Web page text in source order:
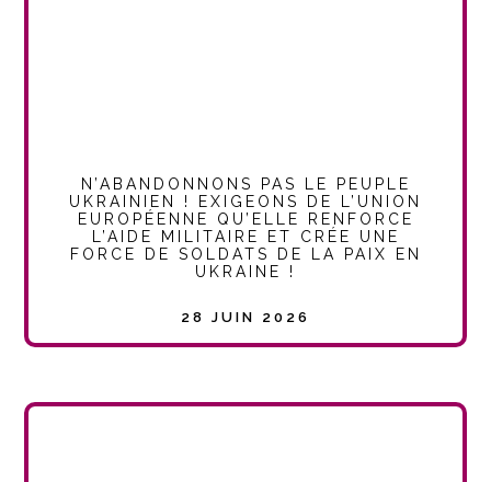
N’ABANDONNONS PAS LE PEUPLE
UKRAINIEN ! EXIGEONS DE L’UNION
EUROPÉENNE QU’ELLE RENFORCE
L’AIDE MILITAIRE ET CRÉE UNE
FORCE DE SOLDATS DE LA PAIX EN
UKRAINE !
28 JUIN 2026